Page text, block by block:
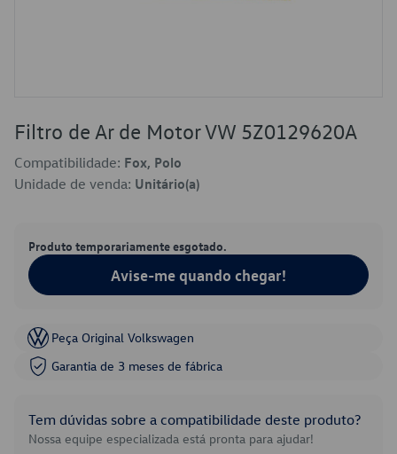
Filtro de Ar de Motor VW 5Z0129620A
Compatibilidade: Fox, Polo
Unidade de venda: Unitário(a)
Produto temporariamente esgotado.
Avise-me quando chegar!
Peça Original Volkswagen
Garantia de 3 meses de fábrica
Tem dúvidas sobre a compatibilidade deste produto?
Nossa equipe especializada está pronta para ajudar!